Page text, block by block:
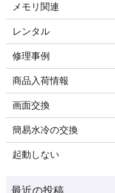
メモリ関連
レンタル
修理事例
商品入荷情報
画面交換
簡易水冷の交換
起動しない